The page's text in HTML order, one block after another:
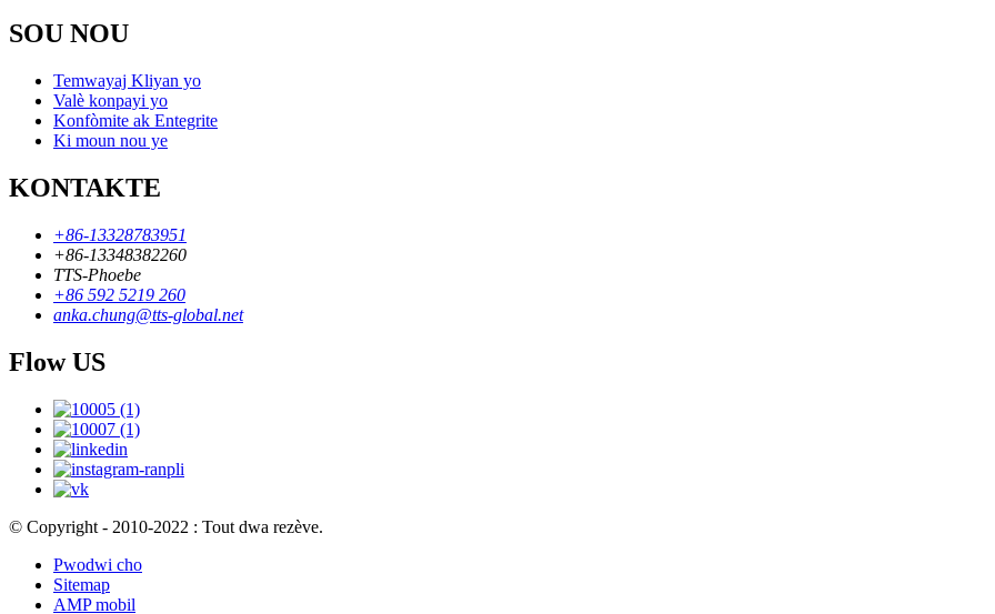
SOU NOU
Temwayaj Kliyan yo
Valè konpayi yo
Konfòmite ak Entegrite
Ki moun nou ye
KONTAKTE
+86-13328783951
+86-13348382260
TTS-Phoebe
+86 592 5219 260
anka.chung@tts-global.net
Flow US
© Copyright - 2010-2022 : Tout dwa rezève.
Pwodwi cho
Sitemap
AMP mobil